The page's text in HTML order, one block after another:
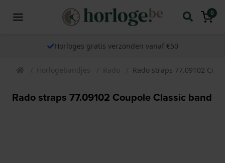
0
Horloges gratis verzonden vanaf €50
Horlogebandjes Rado Rado straps 77.09102
Rado straps 77.09102 Coupole Classic band